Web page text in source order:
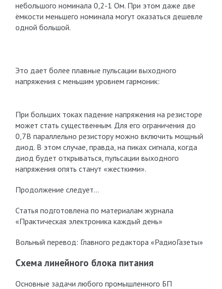
небольшого номинала 0,2-1 Ом. При этом даже две
ёмкости меньшего номинала могут оказаться дешевле
одной большой.
Это дает более плавные пульсации выходного
напряжения с меньшим уровнем гармоник:
При больших токах падение напряжения на резисторе
может стать существенным. Для его ограничения до
0,7В параллельно резистору можно включить мощный
диод. В этом случае, правда, на пиках сигнала, когда
диод будет открываться, пульсации выходного
напряжения опять станут «жесткими».
Продолжение следует…
Статья подготовлена по материалам журнала
«Практическая электроника каждый день»
Вольный перевод: Главного редактора «РадиоГазеты»
Схема линейного блока питания
Основные задачи любого промышленного БП